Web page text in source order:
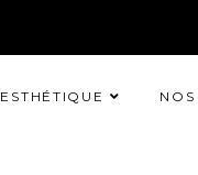
ESTHÉTIQUE